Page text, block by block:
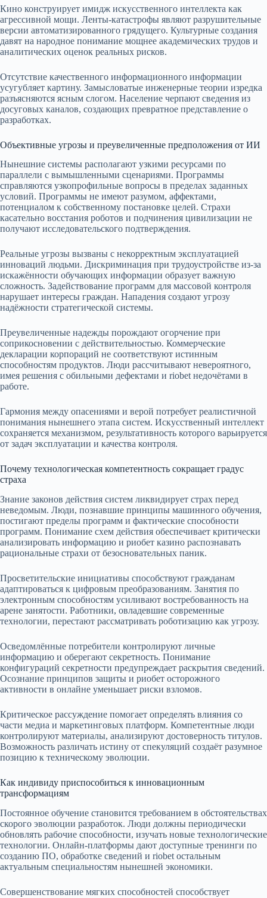
Кино конструирует имидж искусственного интеллекта как
агрессивной мощи. Ленты-катастрофы являют разрушительные
версии автоматизированного грядущего. Культурные создания
давят на народное понимание мощнее академических трудов и
аналитических оценок реальных рисков.
Отсутствие качественного информационного информации
усугубляет картину. Замысловатые инженерные теории изредка
разъясняются ясным слогом. Население черпают сведения из
досуговых каналов, создающих превратное представление о
разработках.
Объективные угрозы и преувеличенные предположения от ИИ
Нынешние системы располагают узкими ресурсами по
параллели с вымышленными сценариями. Программы
справляются узкопрофильные вопросы в пределах заданных
условий. Программы не имеют разумом, аффектами,
потенциалом к собственному постановке целей. Страхи
касательно восстания роботов и подчинения цивилизации не
получают исследовательского подтверждения.
Реальные угрозы вызваны с некорректным эксплуатацией
инноваций людьми. Дискриминация при трудоустройстве из-за
искажённости обучающих информации образует важную
сложность. Задействование программ для массовой контроля
нарушает интересы граждан. Нападения создают угрозу
надёжности стратегической системы.
Преувеличенные надежды порождают огорчение при
соприкосновении с действительностью. Коммерческие
декларации корпораций не соответствуют истинным
способностям продуктов. Люди рассчитывают невероятного,
имея решения с обильными дефектами и riobet недочётами в
работе.
Гармония между опасениями и верой потребует реалистичной
понимания нынешнего этапа систем. Искусственный интеллект
сохраняется механизмом, результативность которого варьируется
от задач эксплуатации и качества контроля.
Почему технологическая компетентность сокращает градус
страха
Знание законов действия систем ликвидирует страх перед
неведомым. Люди, познавшие принципы машинного обучения,
постигают пределы программ и фактические способности
программ. Понимание схем действия обеспечивает критически
анализировать информацию и риобет казино распознавать
рациональные страхи от безосновательных паник.
Просветительские инициативы способствуют гражданам
адаптироваться к цифровым преобразованиям. Занятия по
электронным способностям усиливают востребованность на
арене занятости. Работники, овладевшие современные
технологии, перестают рассматривать роботизацию как угрозу.
Осведомлённые потребители контролируют личные
информацию и оберегают секретность. Понимание
конфигураций секретности предупреждает раскрытия сведений.
Осознание принципов защиты и риобет осторожного
активности в онлайне уменьшает риски взломов.
Критическое рассуждение помогает определять влияния со
части медиа и маркетинговых платформ. Компетентные люди
контролируют материалы, анализируют достоверность титулов.
Возможность различать истину от спекуляций создаёт разумное
позицию к техническому эволюции.
Как индивиду приспособиться к инновационным
трансформациям
Постоянное обучение становится требованием в обстоятельствах
скорого эволюции разработок. Люди должны периодически
обновлять рабочие способности, изучать новые технологические
технологии. Онлайн-платформы дают доступные тренинги по
созданию ПО, обработке сведений и riobet остальным
актуальным специальностям нынешней экономики.
Совершенствование мягких способностей способствует